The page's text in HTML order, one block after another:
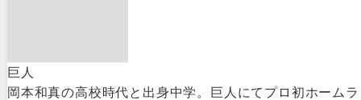
巨人
岡本和真の高校時代と出身中学。巨人にてプロ初ホーム